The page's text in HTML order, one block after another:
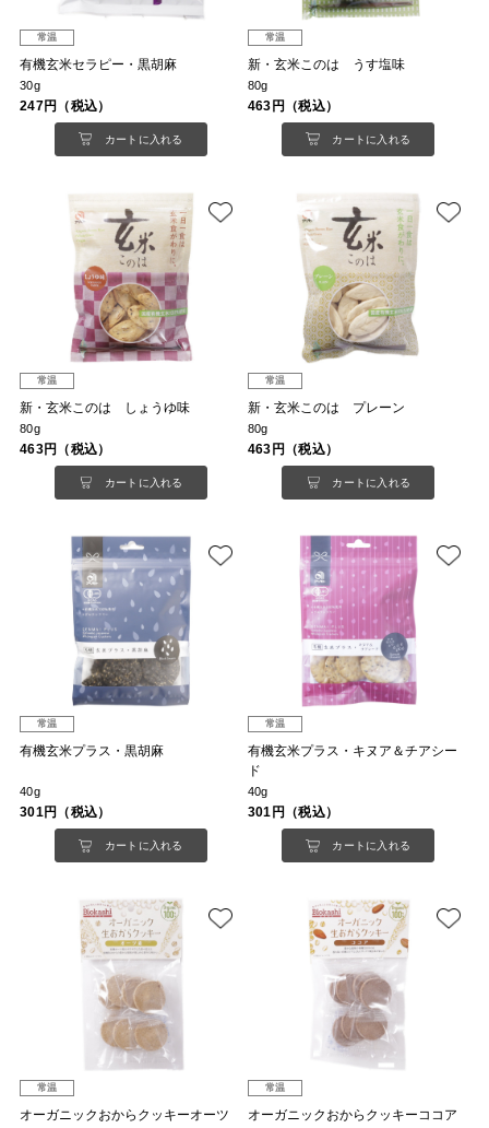
常温
有機玄米セラピー・黒胡麻
30g
247円（税込）
カートに入れる
常温
新・玄米このは うす塩味
80g
463円（税込）
カートに入れる
常温
新・玄米このは しょうゆ味
80g
463円（税込）
カートに入れる
常温
新・玄米このは プレーン
80g
463円（税込）
カートに入れる
常温
有機玄米プラス・黒胡麻
40g
301円（税込）
カートに入れる
常温
有機玄米プラス・キヌア＆チアシー
ド
40g
301円（税込）
カートに入れる
常温
オーガニックおからクッキーオーツ
常温
オーガニックおからクッキーココア